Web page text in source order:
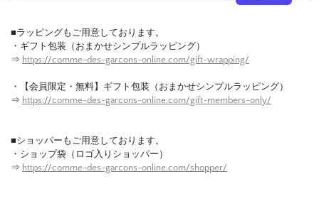
■ラッピングもご用意しております。
・ギフト包装（おまかせシンプルラッピング）
⇒ https://comme-des-garcons-online.com/gift-wrapping/
・【会員限定・無料】ギフト包装（おまかせシンプルラッピング）
⇒ https://comme-des-garcons-online.com/gift-members-only/
■ショッパーもご用意しております。
・ショップ袋（ロゴ入りショッパー）
⇒ https://comme-des-garcons-online.com/shopper/